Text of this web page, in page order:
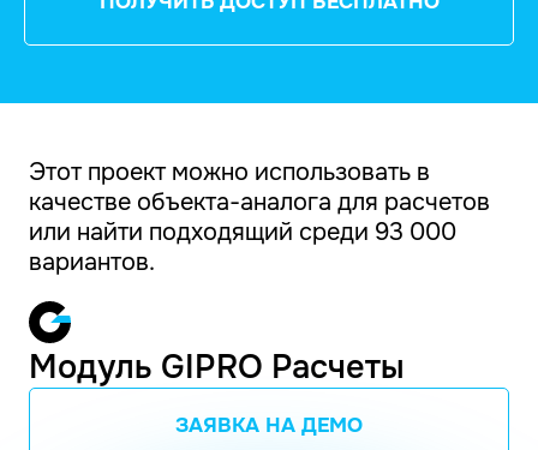
Этот проект можно использовать в
качестве объекта-аналога для расчетов
или найти подходящий среди 93 000
вариантов.
Модуль GIPRO Расчеты
ЗАЯВКА НА ДЕМО